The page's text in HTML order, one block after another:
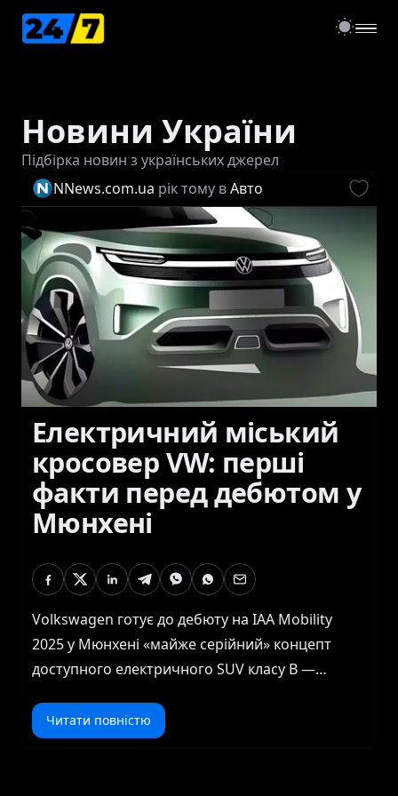
Новини України
Підбірка новин з українських джерел
NNews.com.ua рік тому вАвто
Електричний міський
кросовер VW: перші
факти перед дебютом у
Мюнхені
Volkswagen готує до дебюту на IAA Mobility
2025 у Мюнхені «майже серійний» концепт
доступного електричного SUV класу B —
«брата» ID.4. Перші офіційні ескізи опублікував
шеф-дизайну VW Андреас Міндт. Що видно на
Читати повністю